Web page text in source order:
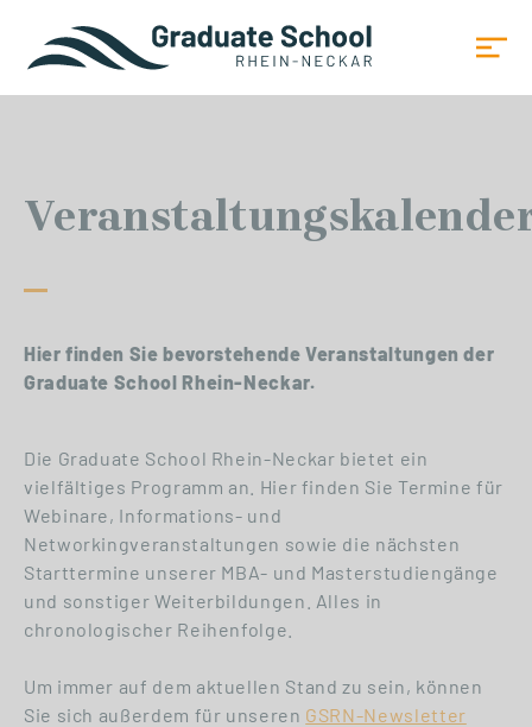
Hier finden Sie bevorstehende Veranstaltungen der
Graduate School Rhein-Neckar.
Die Graduate School Rhein-Neckar bietet ein
vielfältiges Programm an. Hier finden Sie Termine für
Webinare, Informations- und
Networkingveranstaltungen sowie die nächsten
Starttermine unserer MBA- und Masterstudiengänge
und sonstiger Weiterbildungen. Alles in
chronologischer Reihenfolge.
Um immer auf dem aktuellen Stand zu sein, können
Sie sich außerdem für unseren GSRN-Newsletter